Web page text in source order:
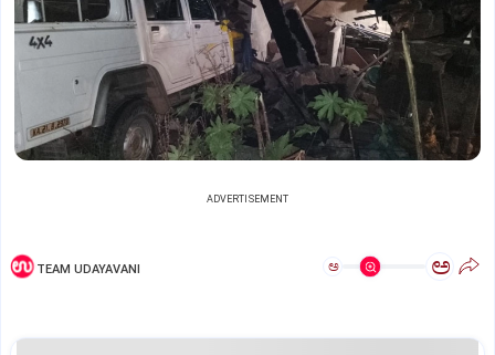
ADVERTISEMENT
TEAM UDAYAVANI ಅ ಅ